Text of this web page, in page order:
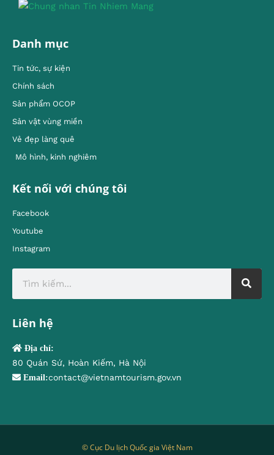
Danh mục
Tin tức, sự kiện
Chính sách
Sản phẩm OCOP
Sản vật vùng miền
Vẻ đẹp làng quê
Mô hình, kinh nghiêm
Kết nối với chúng tôi
Facebook
Youtube
Instagram
Liên hệ
Địa chỉ:
80 Quán Sứ, Hoàn Kiếm, Hà Nội
Email:contact@vietnamtourism.gov.vn
© Cục Du lịch Quốc gia Việt Nam